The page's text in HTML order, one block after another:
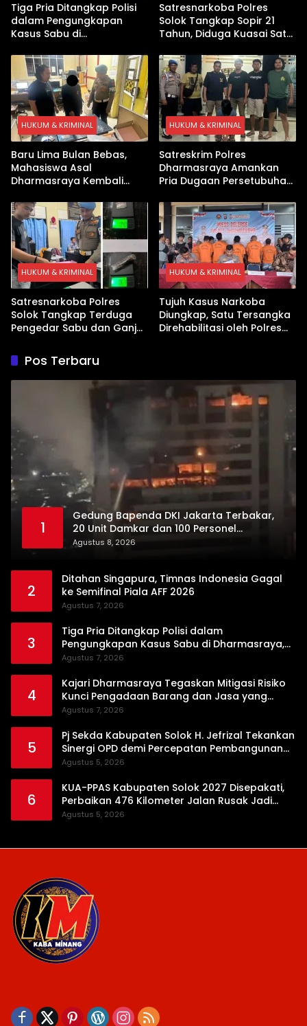
Tiga Pria Ditangkap Polisi
dalam Pengungkapan
Kasus Sabu di
Digital hingga Bong Disita
Satresnarkoba Polres
Solok Tangkap Sopir 21
Tahun, Diduga Kuasai Satu
HUKUM & KRIMINAL
Baru Lima Bulan Bebas,
Mahasiswa Asal
Dharmasraya Kembali
HUKUM & KRIMINAL
Satreskrim Polres
Dharmasraya Amankan
Pria Dugaan Persetubuhan
HUKUM & KRIMINAL
Satresnarkoba Polres
Solok Tangkap Terduga
Pengedar Sabu dan Ganja
HUKUM & KRIMINAL
Tujuh Kasus Narkoba
Diungkap, Satu Tersangka
Direhabilitasi oleh Polres
Pos Terbaru
1
Gedung Bapenda DKI Jakarta Terbakar,
20 Unit Damkar dan 100 Personel
Dikerahkan
Agustus 8, 2026
2
Ditahan Singapura, Timnas Indonesia Gagal
ke Semifinal Piala AFF 2026
Agustus 7, 2026
3
Tiga Pria Ditangkap Polisi dalam
Pengungkapan Kasus Sabu di Dharmasraya,
Timbangan Digital hingga Bong Disita
Agustus 7, 2026
4
Kajari Dharmasraya Tegaskan Mitigasi Risiko
Kunci Pengadaan Barang dan Jasa yang
Bersih
Agustus 7, 2026
5
Pj Sekda Kabupaten Solok H. Jefrizal Tekankan
Sinergi OPD demi Percepatan Pembangunan
Daerah
Agustus 5, 2026
6
KUA-PPAS Kabupaten Solok 2027 Disepakati,
Perbaikan 476 Kilometer Jalan Rusak Jadi
Prioritas
Agustus 5, 2026